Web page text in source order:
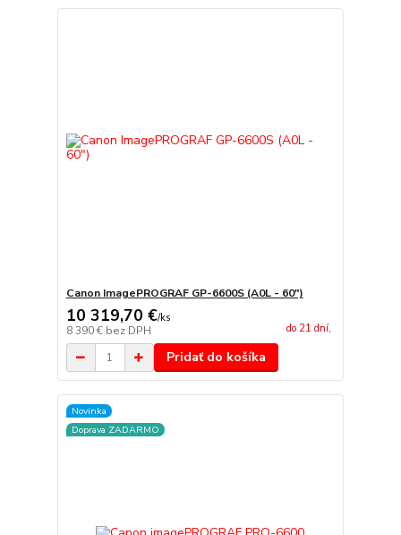
Canon ImagePROGRAF GP-6600S (A0L - 60")
10 319,70 €/ks
8 390 € bez DPH do 21 dní,
Pridať do košíka
Novinka
Doprava ZADARMO